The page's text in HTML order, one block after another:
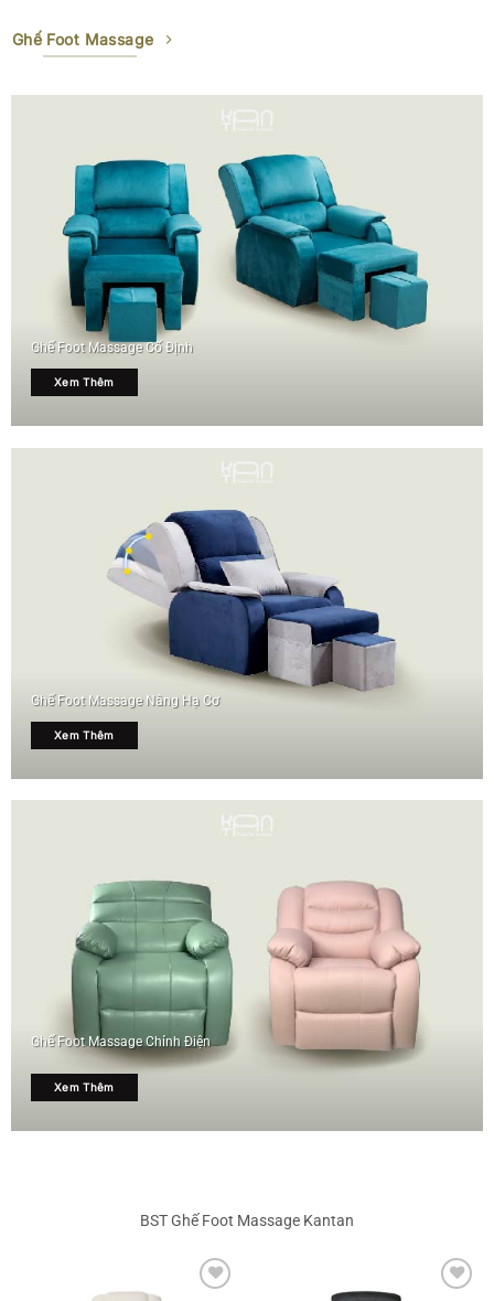
Ghế Foot Massage
Ghế Foot Massage Cố Định
Xem Thêm
Ghế Foot Massage Nâng Hạ Cơ
Xem Thêm
Ghế Foot Massage Chỉnh Điện
Xem Thêm
BST Ghế Foot Massage Kantan